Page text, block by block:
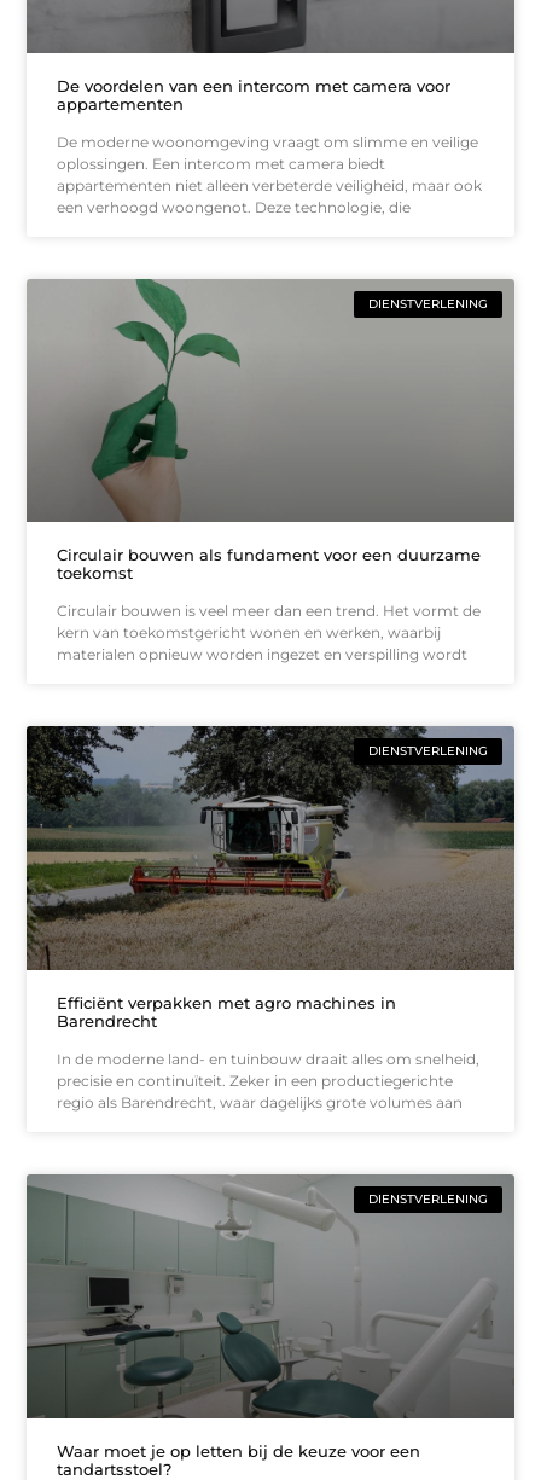
De voordelen van een intercom met camera voor
appartementen
De moderne woonomgeving vraagt om slimme en veilige
oplossingen. Een intercom met camera biedt
appartementen niet alleen verbeterde veiligheid, maar ook
een verhoogd woongenot. Deze technologie, die
DIENSTVERLENING
Circulair bouwen als fundament voor een duurzame
toekomst
Circulair bouwen is veel meer dan een trend. Het vormt de
kern van toekomstgericht wonen en werken, waarbij
materialen opnieuw worden ingezet en verspilling wordt
DIENSTVERLENING
Efficiënt verpakken met agro machines in
Barendrecht
In de moderne land- en tuinbouw draait alles om snelheid,
precisie en continuïteit. Zeker in een productiegerichte
regio als Barendrecht, waar dagelijks grote volumes aan
DIENSTVERLENING
Waar moet je op letten bij de keuze voor een
tandartsstoel?